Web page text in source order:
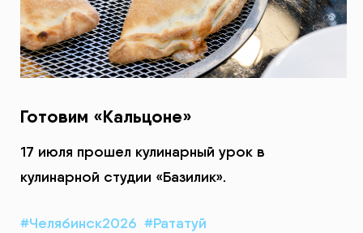
Готовим «Кальцоне»
17 июля прошел кулинарный урок в
кулинарной студии «Базилик».
#Челябинск2026 #Рататуй